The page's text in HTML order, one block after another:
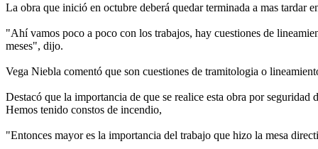
La obra que inició en octubre deberá quedar terminada a mas tardar
"Ahí vamos poco a poco con los trabajos, hay cuestiones de
meses", dijo.
Vega Niebla comentó que son cuestiones de tramitologia o
Destacó que la importancia de que se realice esta obra por seguridad
Hemos tenido constos de incendio,
"Entonces mayor es la importancia del trabajo que hizo la mesa